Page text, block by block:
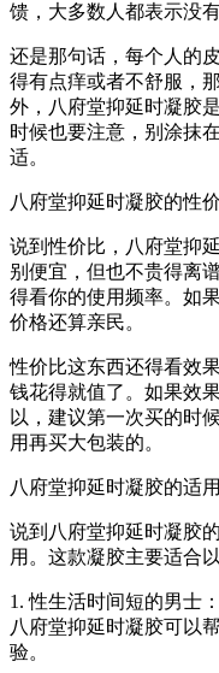
馈，大多数人都表示没
还是那句话，每个人的
得有点痒或者不舒服，
外，八府堂抑延时凝胶
时候也要注意，别涂抹
适。
八府堂抑延时凝胶的性
说到性价比，八府堂抑
别便宜，但也不贵得离
得看你的使用频率。如
价格还算亲民。
性价比这东西还得看效
钱花得就值了。如果效
以，建议第一次买的时
用再买大包装的。
八府堂抑延时凝胶的适
说到八府堂抑延时凝胶
用。这款凝胶主要适合
1. 性生活时间短的男士
八府堂抑延时凝胶可以
验。